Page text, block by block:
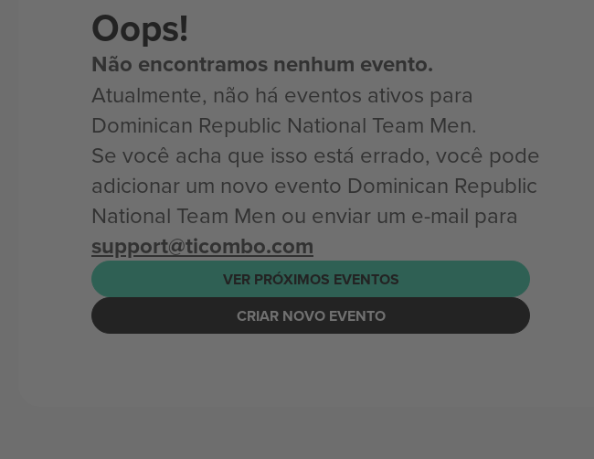
Oops!
Não encontramos nenhum evento.
Atualmente, não há eventos ativos para
Dominican Republic National Team Men.
Se você acha que isso está errado, você pode
adicionar um novo evento Dominican Republic
National Team Men ou enviar um e-mail para
support@ticombo.com
VER PRÓXIMOS EVENTOS
CRIAR NOVO EVENTO